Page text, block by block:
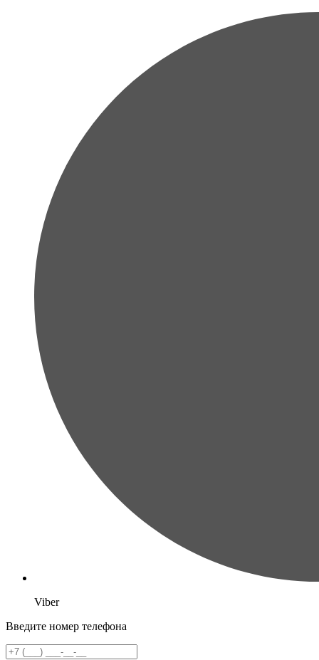
Viber
Введите номер телефона